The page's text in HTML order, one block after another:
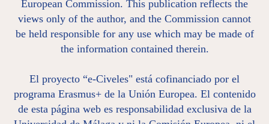
European Commission. This publication reflects the
views only of the author, and the Commission cannot
be held responsible for any use which may be made of
the information contained therein.
El proyecto “e-Civeles" está cofinanciado por el
programa Erasmus+ de la Unión Europea. El contenido
de esta página web es responsabilidad exclusiva de la